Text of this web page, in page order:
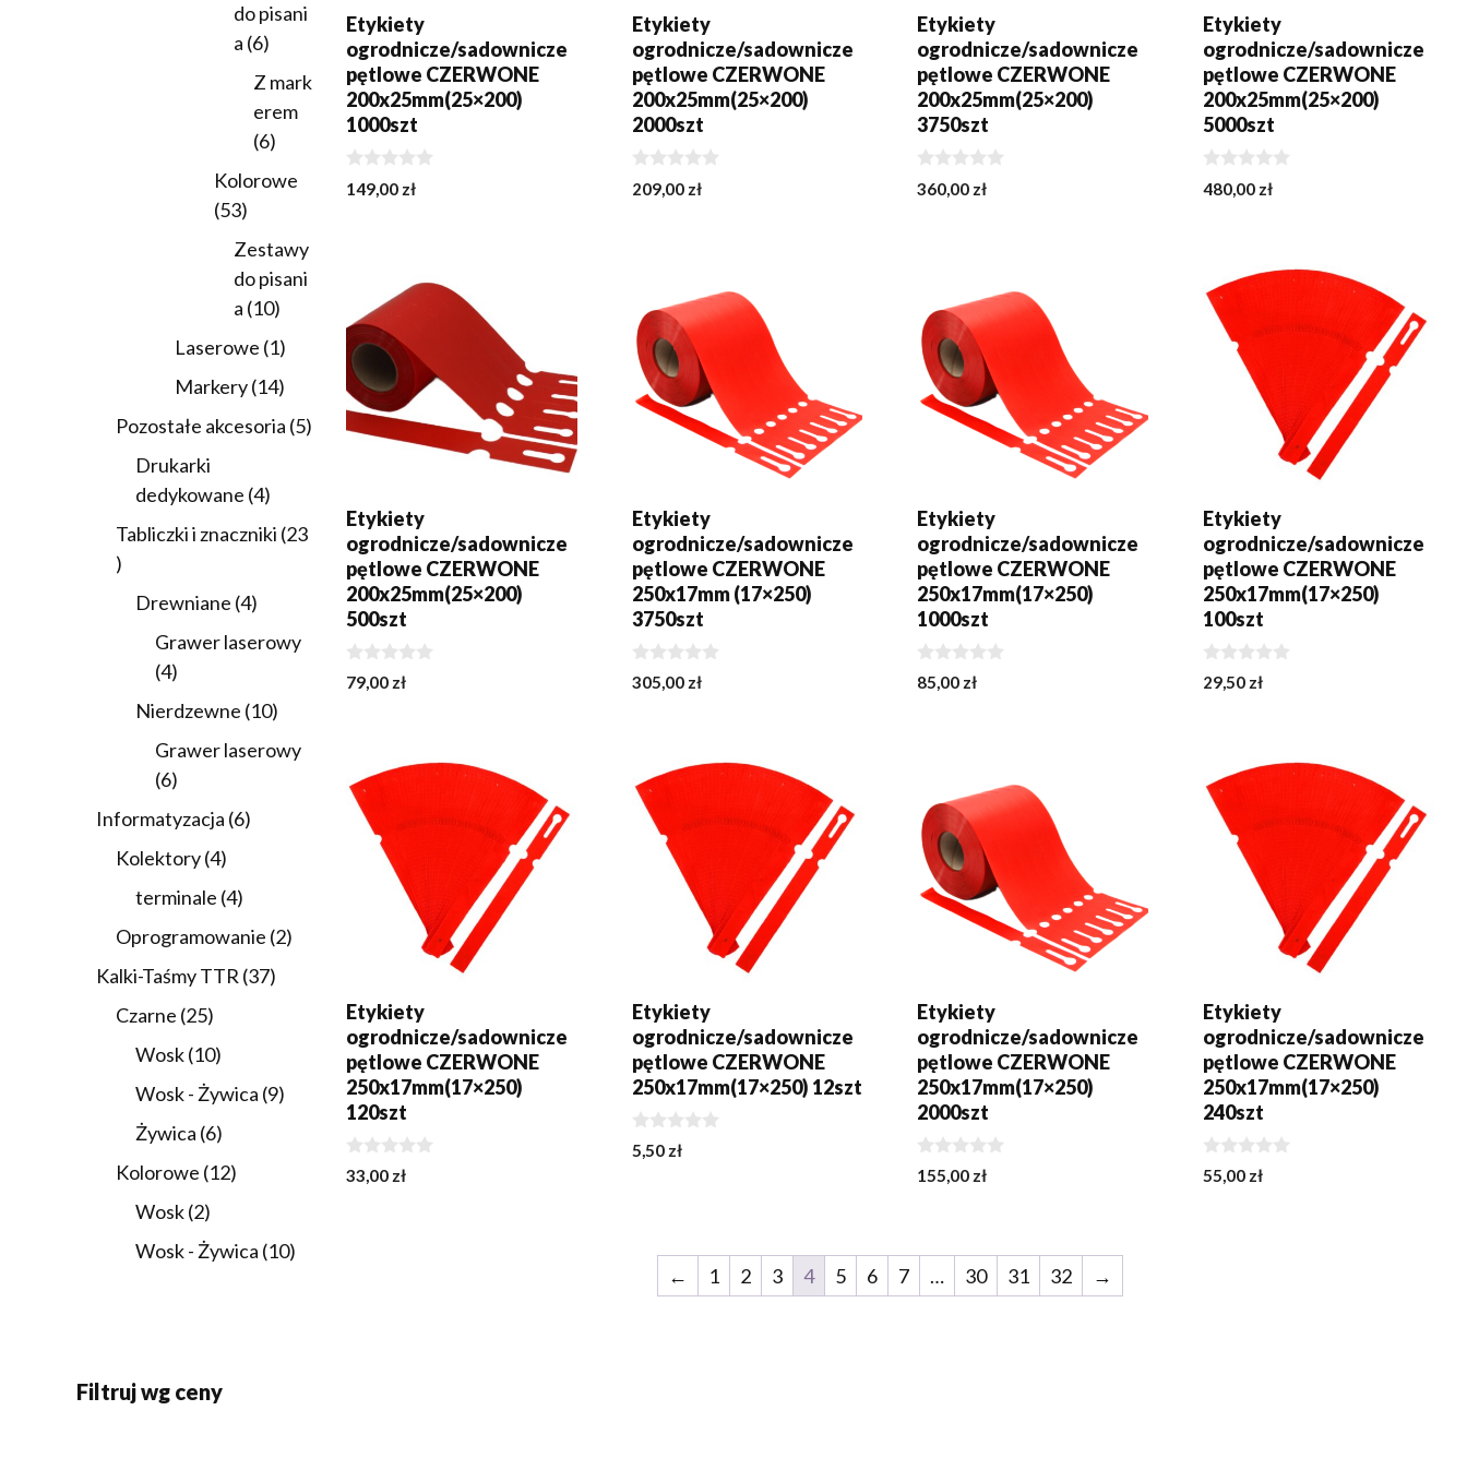
Etykiety
ogrodnicze/sadownicze
pętlowe CZERWONE
200x25mm(25×200)
1000szt
0
z
149,00 zł
Etykiety
ogrodnicze/sadownicze
pętlowe CZERWONE
200x25mm(25×200)
2000szt
0
z
209,00 zł
Etykiety
ogrodnicze/sadownicze
pętlowe CZERWONE
200x25mm(25×200)
3750szt
0
z
360,00 zł
Etykiety
ogrodnicze/sadownicze
pętlowe CZERWONE
200x25mm(25×200)
5000szt
0
z
480,00 zł
Etykiety
ogrodnicze/sadownicze
pętlowe CZERWONE
200x25mm(25×200)
500szt
0
z
79,00 zł
Etykiety
ogrodnicze/sadownicze
pętlowe CZERWONE
250x17mm (17×250)
3750szt
0
z
305,00 zł
Etykiety
ogrodnicze/sadownicze
pętlowe CZERWONE
250x17mm(17×250)
1000szt
0
z
85,00 zł
Etykiety
ogrodnicze/sadownicze
pętlowe CZERWONE
250x17mm(17×250)
100szt
0
z
29,50 zł
Etykiety
ogrodnicze/sadownicze
pętlowe CZERWONE
250x17mm(17×250)
120szt
0
z
33,00 zł
Etykiety
ogrodnicze/sadownicze
pętlowe CZERWONE
250x17mm(17×250) 12szt
0
z
5,50 zł
Etykiety
ogrodnicze/sadownicze
pętlowe CZERWONE
250x17mm(17×250)
2000szt
0
z
155,00 zł
Etykiety
ogrodnicze/sadownicze
pętlowe CZERWONE
250x17mm(17×250)
240szt
0
z
55,00 zł
← 1 2 3 4 5 6 7 … 30 31 32 →
do pisani
a 66
produktów
Z mark
erem
66
produktów
Kolorowe
5353
produkty
Zestawy
do pisani
a 1010
produktów
Laserowe 11
produkt
Markery 1414
produktów
Pozostałe akcesoria 55
Drukarki
dedykowane 44
produkty
Tabliczki i znaczniki 23
23
produkty
Drewniane 44
Grawer laserowy
44
produkty
Nierdzewne 1010
Grawer laserowy
66
produktów
Informatyzacja 66
Kolektory 44
produkty
terminale 44
produkty
Oprogramowanie 22
Kalki-Taśmy TTR 3737
produktów
Czarne 2525
produktów
Wosk 1010
produktów
Wosk - Żywica 99
produktów
Żywica 66
produktów
Kolorowe 1212
Wosk 22
produkty
Wosk - Żywica 1010
Filtruj wg ceny